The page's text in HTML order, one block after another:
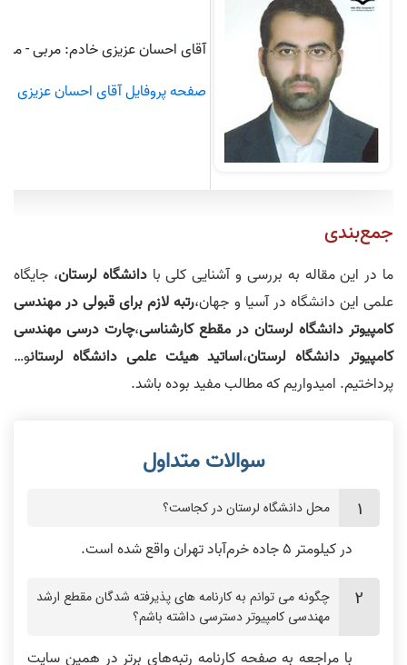
آقای احسان عزیزی خادم: مربی -
صفحه پروفایل آقای احسان عزیزی
جمع‌بندی
ما در این مقاله به بررسی و آشنایی کلی بادانشگاه لرستان، جایگاه
علمی این دانشگاه در آسیا و جهان،رتبه لازم برای قبولی در مهندسی
کامپیوتر دانشگاه لرستان در مقطع کارشناسی،چارت درسی مهندسی
کامپیوتر دانشگاه لرستان،اساتید هیئت علمی دانشگاه لرستانو…
پرداختیم. امیدواریم که مطالب مفید بوده باشد.
محل دانشگاه لرستان در کجاست؟
در کیلومتر 5 جاده خرم‌آباد تهران واقع شده است.
چگونه‌ می توانم به کارنامه های پذیرفته شدگان مقطع ارشد
مهندسی کامپیوتر دسترسی داشته باشم؟
با مراجعه به صفحه کارنامه رتبه‌های برتر در همین سایت